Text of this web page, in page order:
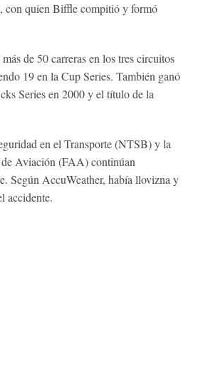
con quien Biffle compitió y formó
de 50 carreras en los tres circuitos
19 en la Cup Series. También ganó
Series en 2000 y el título de la
en el Transporte (NTSB) y la
Aviación (FAA) continúan
Según AccuWeather, había llovizna y
accidente.